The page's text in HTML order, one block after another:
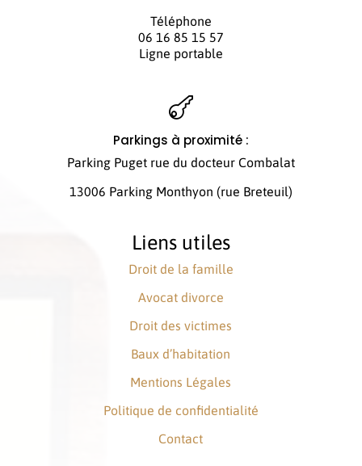
Téléphone
06 16 85 15 57
Ligne portable

Parkings à proximité :
Parking Puget rue du docteur Combalat
13006 Parking Monthyon (rue Breteuil)
Liens utiles
Droit de la famille
Avocat divorce
Droit des victimes
Baux d’habitation
Mentions Légales
Politique de confidentialité
Contact